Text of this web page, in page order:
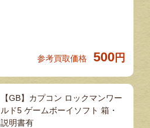
参考買取価格 500 円
【GB】カプコン ロックマンワー
ルド5 ゲームボーイソフト 箱・
説明書有